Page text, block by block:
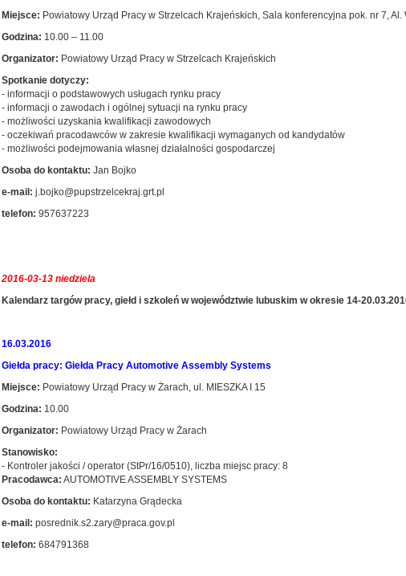
Miejsce: Powiatowy Urząd Pracy w Strzelcach Krajeńskich, Sala konferencyjna pok. nr 7, Al.
Godzina: 10.00 – 11.00
Organizator: Powiatowy Urząd Pracy w Strzelcach Krajeńskich
Spotkanie dotyczy:
- informacji o podstawowych usługach rynku pracy
- informacji o zawodach i ogólnej sytuacji na rynku pracy
- możliwości uzyskania kwalifikacji zawodowych
- oczekiwań pracodawców w zakresie kwalifikacji wymaganych od kandydatów
- możliwości podejmowania własnej działalności gospodarczej
Osoba do kontaktu: Jan Bojko
e-mail: j.bojko@pupstrzelcekraj.grt.pl
telefon: 957637223
2016-03-13 niedziela
Kalendarz targów pracy, giełd i szkoleń w województwie lubuskim w okresie 14-
16.03.2016
Giełda pracy: Giełda Pracy Automotive Assembly Systems
Miejsce: Powiatowy Urząd Pracy w Żarach, ul. MIESZKA I 15
Godzina: 10.00
Organizator: Powiatowy Urząd Pracy w Żarach
Stanowisko:
- Kontroler jakości / operator (StPr/16/0510), liczba miejsc pracy: 8
Pracodawca: AUTOMOTIVE ASSEMBLY SYSTEMS
Osoba do kontaktu: Katarzyna Grądecka
e-mail: posrednik.s2.zary@praca.gov.pl
telefon: 684791368